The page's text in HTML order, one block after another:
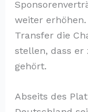
weiter
Transfer die
stellen, dass er
gehört.
Abseits des